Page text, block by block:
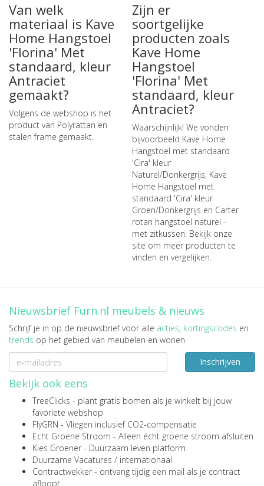
Van welk
materiaal is Kave
Home Hangstoel
'Florina' Met
standaard, kleur
Antraciet
gemaakt?
Volgens de webshop is het
product van Polyrattan en
stalen frame gemaakt.
Zijn er
soortgelijke
producten zoals
Kave Home
Hangstoel
'Florina' Met
standaard, kleur
Antraciet?
Waarschijnlijk! We vonden
bijvoorbeeld Kave Home
Hangstoel met standaard
'Cira' kleur
Naturel/Donkergrijs, Kave
Home Hangstoel met
standaard 'Cira' kleur
Groen/Donkergrijs en Carter
rotan hangstoel naturel -
met zitkussen. Bekijk onze
site om meer producten te
vinden en vergelijken.
Nieuwsbrief Furn.nl meubels & nieuws
Schrijf je in op de nieuwsbrief voor alle acties, kortingscodes en
trends op het gebied van meubelen en wonen
Inschrijven
Bekijk ook eens
TreeClicks - plant gratis bomen als je winkelt bij jouw
favoriete webshop
FlyGRN - Vliegen inclusief CO2-compensatie
Echt Groene Stroom - Alleen écht groene stroom afsluiten
Kies Groener - Duurzaam leven platform
Duurzame Vacatures / internationaal
Contractwekker - ontvang tijdig een mail als je contract
afloopt